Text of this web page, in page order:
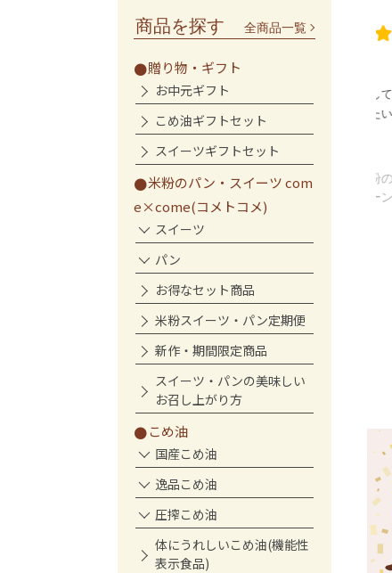
商品を探す 全商品一覧
贈り物・ギフト
お中元ギフト
こめ油ギフトセット
スイーツギフトセット
米粉のパン・スイーツ com
e×come(コメトコメ)
スイーツ
パン
お得なセット商品
米粉スイーツ・パン定期便
新作・期間限定商品
スイーツ・パンの美味しい
お召し上がり方
こめ油
国産こめ油
逸品こめ油
圧搾こめ油
体にうれしいこめ油(機能性
表示食品)
ベーグル
もっちりとして美味しかったです
リピートしたいです
ここりん様
米粉のもっちりベーグル(プ